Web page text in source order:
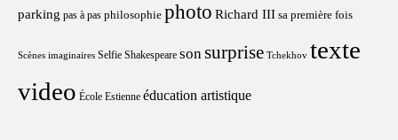
parking pas à pas philosophie photo Richard III sa première fois
Scènes imaginaires Selfie Shakespeare sonsurprise Tchekhov texte
video École Estienne éducation artistique